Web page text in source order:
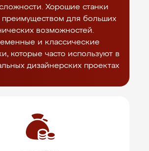
Хорошие станки
преимуществом для больших
возможностей.
и классические
которые часто используют в
дизайнерских проектах